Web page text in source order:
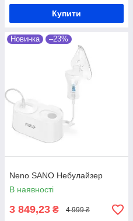
Купити
Новинка –23%
Neno SANO Небулайзер
В наявності
3 849,23 ₴ 4 999 ₴